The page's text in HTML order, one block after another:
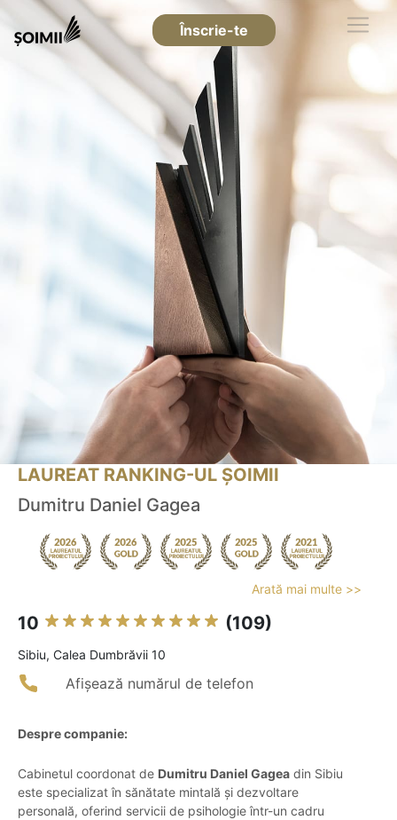
Înscrie-te
LAUREAT RANKING-UL ȘOIMII
Dumitru Daniel Gagea
Arată mai multe >>
10 (109)
Sibiu, Calea Dumbrăvii 10
Afișează numărul de telefon
Despre companie:
Cabinetul coordonat de Dumitru Daniel Gagea din Sibiu
este specializat în sănătate mintală și dezvoltare
personală, oferind servicii de psihologie într-un cadru